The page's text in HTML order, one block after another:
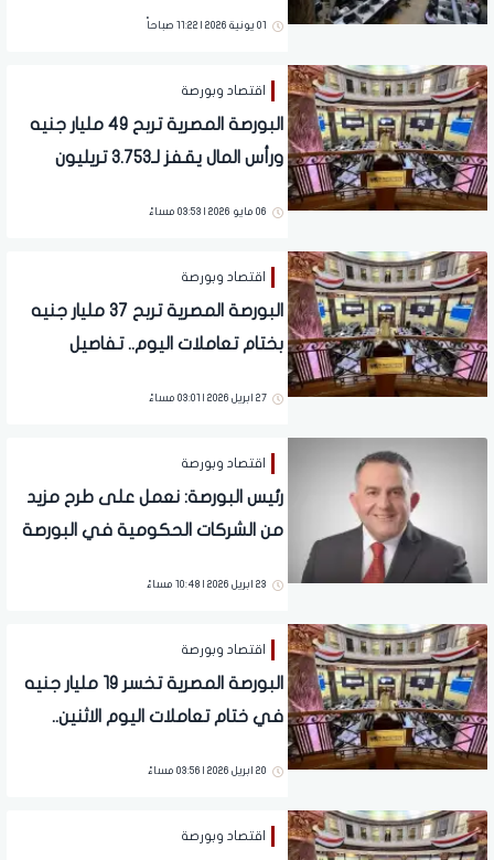
01 يونية 2026 | 11:22 صباحاً
اقتصاد وبورصة
البورصة المصرية تربح 49 مليار جنيه
ورأس المال يقفز لـ3.753 تريليون
06 مايو 2026 | 03:53 مساءً
اقتصاد وبورصة
البورصة المصرية تربح 37 مليار جنيه
بختام تعاملات اليوم.. تفاصيل
27 ابريل 2026 | 03:01 مساءً
اقتصاد وبورصة
رئيس البورصة: نعمل على طرح مزيد
من الشركات الحكومية في البورصة
23 ابريل 2026 | 10:48 مساءً
اقتصاد وبورصة
البورصة المصرية تخسر 19 مليار جنيه
في ختام تعاملات اليوم الاثنين..
20 ابريل 2026 | 03:56 مساءً
اقتصاد وبورصة